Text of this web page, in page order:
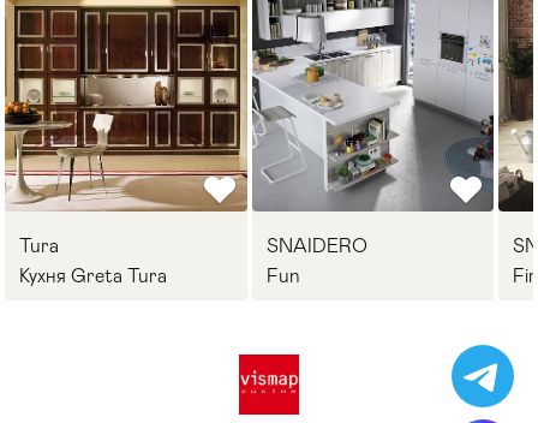
Tura
Кухня Greta Tura
SNAIDERO
Fun